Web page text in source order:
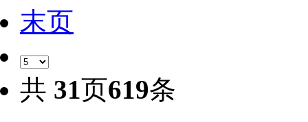
末页
共 31页619条